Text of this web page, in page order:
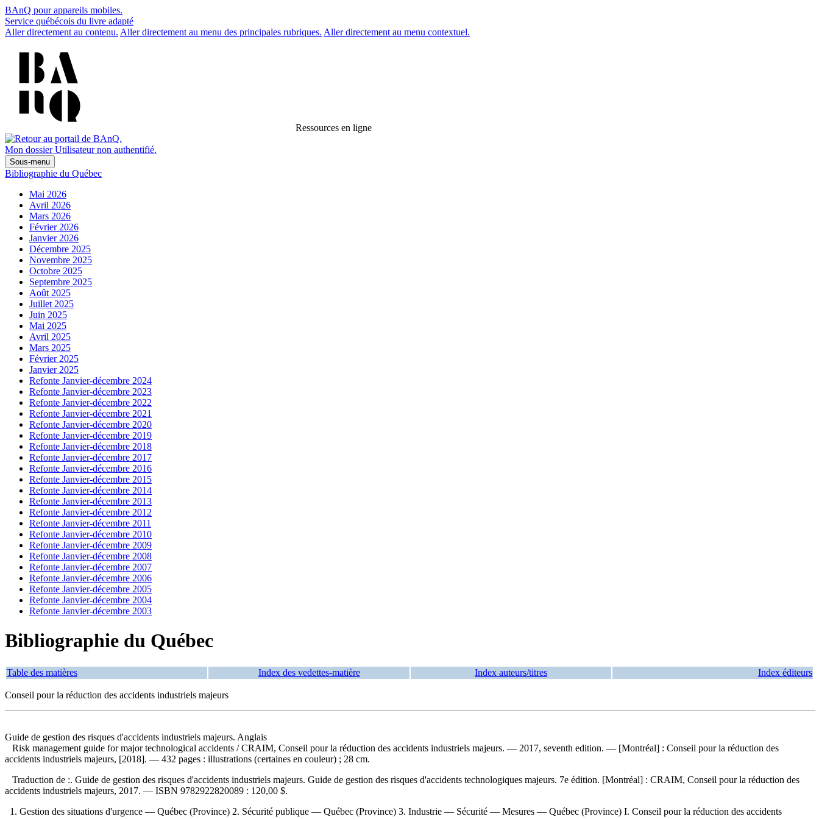
BAnQ pour appareils mobiles.
Service québécois du livre adapté
Aller directement au contenu. Aller directement au menu des principales rubriques. Aller directement au menu contextuel.
Ressources en ligne
Mon dossier Utilisateur non authentifié.
Sous-menu
Bibliographie du Québec
Mai 2026
Avril 2026
Mars 2026
Février 2026
Janvier 2026
Décembre 2025
Novembre 2025
Octobre 2025
Septembre 2025
Août 2025
Juillet 2025
Juin 2025
Mai 2025
Avril 2025
Mars 2025
Février 2025
Janvier 2025
Refonte Janvier-décembre 2024
Refonte Janvier-décembre 2023
Refonte Janvier-décembre 2022
Refonte Janvier-décembre 2021
Refonte Janvier-décembre 2020
Refonte Janvier-décembre 2019
Refonte Janvier-décembre 2018
Refonte Janvier-décembre 2017
Refonte Janvier-décembre 2016
Refonte Janvier-décembre 2015
Refonte Janvier-décembre 2014
Refonte Janvier-décembre 2013
Refonte Janvier-décembre 2012
Refonte Janvier-décembre 2011
Refonte Janvier-décembre 2010
Refonte Janvier-décembre 2009
Refonte Janvier-décembre 2008
Refonte Janvier-décembre 2007
Refonte Janvier-décembre 2006
Refonte Janvier-décembre 2005
Refonte Janvier-décembre 2004
Refonte Janvier-décembre 2003
Bibliographie du Québec
Table des matières Index des vedettes-matière Index auteurs/titres Index éditeurs
Conseil pour la réduction des accidents industriels majeurs
Guide de gestion des risques d'accidents industriels majeurs. Anglais
Risk management guide for major technological accidents / CRAIM, Conseil pour la réduction des accidents industriels majeurs. — 2017, seventh edition. — [Montréal] : Conseil pour la réduction des
accidents industriels majeurs, [2018]. — 432 pages : illustrations (certaines en couleur) ; 28 cm.
Traduction de :. Guide de gestion des risques d'accidents industriels majeurs. Guide de gestion des risques d'accidents technologiques majeurs. 7e édition. [Montréal] : CRAIM, Conseil pour la réduction des
accidents industriels majeurs, 2017. — ISBN 9782922820089 : 120,00 $.
1. Gestion des situations d'urgence — Québec (Province) 2. Sécurité publique — Québec (Province) 3. Industrie — Sécurité — Mesures — Québec (Province) I. Conseil pour la réduction des accidents